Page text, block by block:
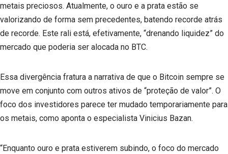
metais preciosos. Atualmente, o ouro e a prata estão se
valorizando de forma sem precedentes, batendo recorde atrás
de recorde. Este rali está, efetivamente, “drenando liquidez” do
mercado que poderia ser alocada no BTC.
Essa divergência fratura a narrativa de que o Bitcoin sempre se
move em conjunto com outros ativos de “proteção de valor”. O
foco dos investidores parece ter mudado temporariamente para
os metais, como aponta o especialista Vinicius Bazan.
“Enquanto ouro e prata estiverem subindo, o foco do mercado